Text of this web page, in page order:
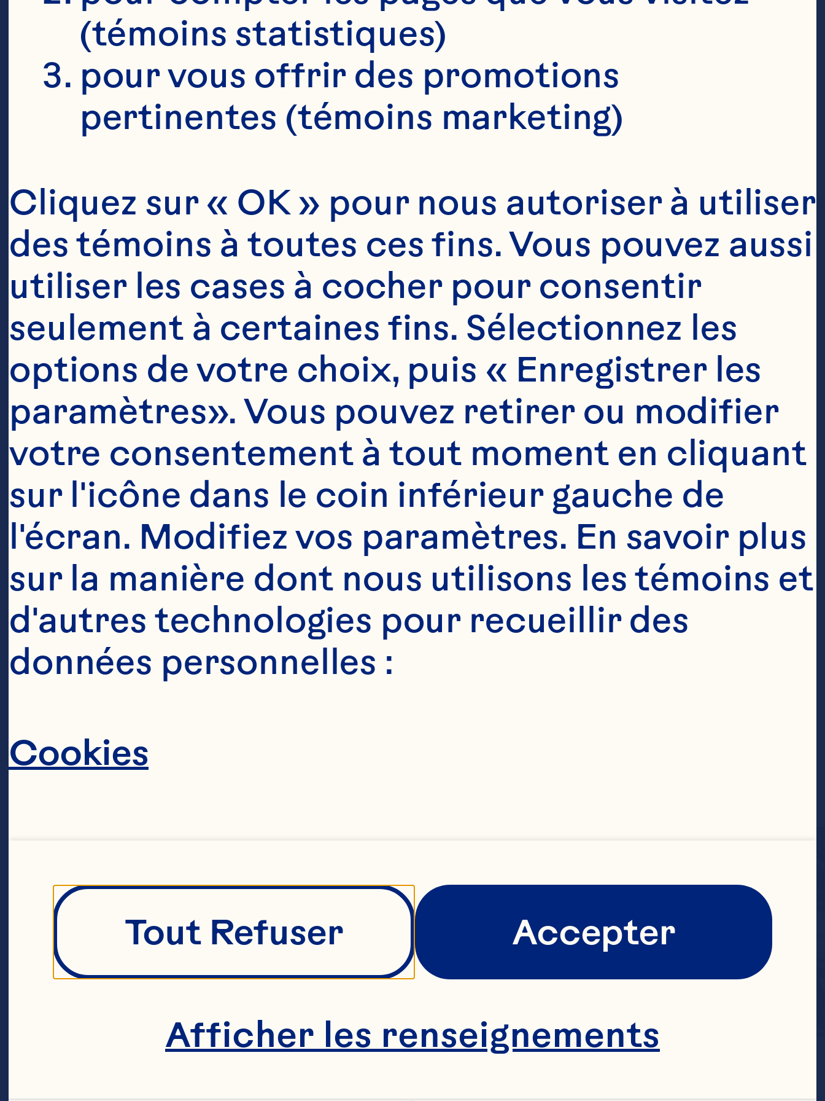
Voilà le goût légèrement
(témoins statistiques)
pour vous offrir des promotions
pertinentes (témoins marketing)
Cliquez sur « OK » pour nous autoriser à utiliser
des témoins à toutes ces fins. Vous pouvez aussi
utiliser les cases à cocher pour consentir
seulement à certaines fins. Sélectionnez les
options de votre choix, puis « Enregistrer les
paramètres». Vous pouvez retirer ou modifier
votre consentement à tout moment en cliquant
sur l'icône dans le coin inférieur gauche de
l'écran. Modifiez vos paramètres. En savoir plus
sur la manière dont nous utilisons les témoins et
d'autres technologies pour recueillir des
données personnelles :
Cookies
Tout Refuser Accepter
Afficher les renseignements